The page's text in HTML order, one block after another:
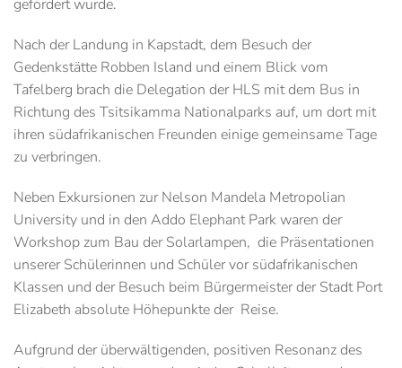
gefördert wurde.
Nach der Landung in Kapstadt, dem Besuch der
Gedenkstätte Robben Island und einem Blick vom
Tafelberg brach die Delegation der HLS mit dem Bus in
Richtung des Tsitsikamma Nationalparks auf, um dort mit
ihren südafrikanischen Freunden einige gemeinsame Tage
zu verbringen.
Neben Exkursionen zur Nelson Mandela Metropolian
University und in den Addo Elephant Park waren der
Workshop zum Bau der Solarlampen, die Präsentationen
unserer Schülerinnen und Schüler vor südafrikanischen
Klassen und der Besuch beim Bürgermeister der Stadt Port
Elizabeth absolute Höhepunkte der Reise.
Aufgrund der überwältigenden, positiven Resonanz des